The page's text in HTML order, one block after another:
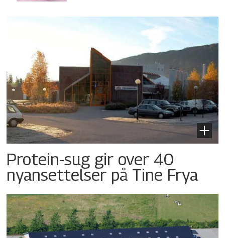
Protein-sug gir over 40
nyansettelser på Tine Frya